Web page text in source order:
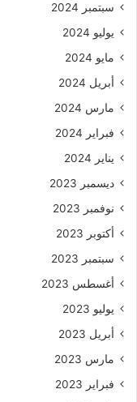
سبتمبر 2024
يوليو 2024
مايو 2024
أبريل 2024
مارس 2024
فبراير 2024
يناير 2024
ديسمبر 2023
نوفمبر 2023
أكتوبر 2023
سبتمبر 2023
أغسطس 2023
يوليو 2023
أبريل 2023
مارس 2023
فبراير 2023